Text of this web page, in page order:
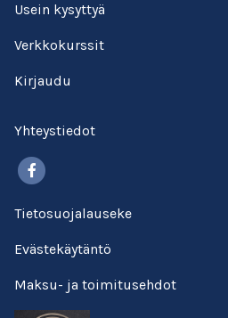
Usein kysyttyä
Verkkokurssit
Kirjaudu
Yhteystiedot
Tietosuojalauseke
Evästekäytäntö
Maksu- ja toimitusehdot